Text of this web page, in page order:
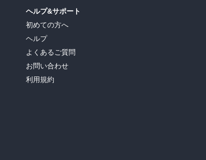
ヘルプ&サポート
初めての方へ
ヘルプ
よくあるご質問
お問い合わせ
利用規約